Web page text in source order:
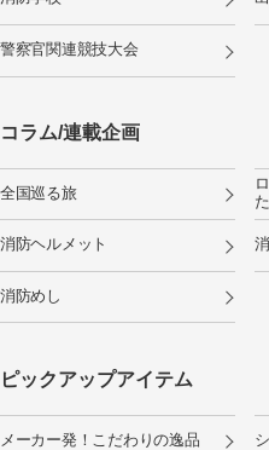
警察官関連競技大会
コラム/連載企画
全国巡る旅
消防ヘルメット
消防めし
ピックアップアイテム
メーカー発！こだわりの逸品